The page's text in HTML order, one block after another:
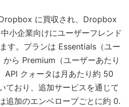
に買収され、Dropbox
小企業向けにユーザーフレンド
す。プランは Essentials（ユー
ら Premium（ユーザーあたり
API クォータは月あたり約 50
ており、追加サービスを通じて
追加のエンベロープごとに約 0.